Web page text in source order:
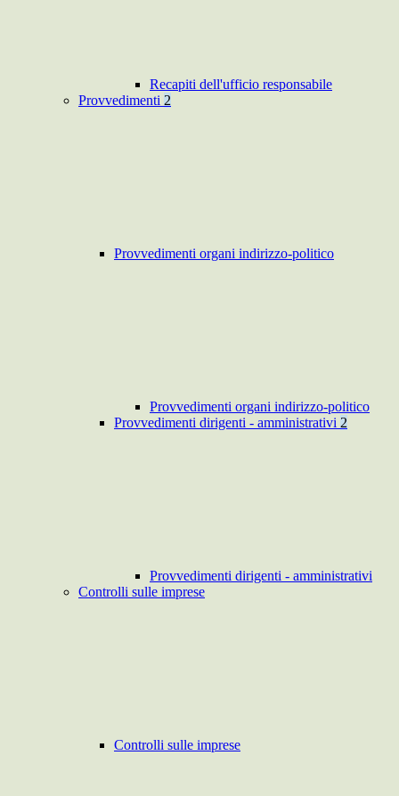
Recapiti dell'ufficio responsabile
Provvedimenti 2
Provvedimenti organi indirizzo-politico
Provvedimenti organi indirizzo-politico
Provvedimenti dirigenti - amministrativi 2
Provvedimenti dirigenti - amministrativi
Controlli sulle imprese
Controlli sulle imprese